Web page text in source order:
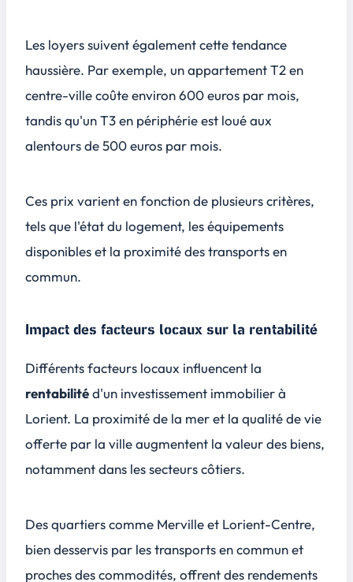
Les loyers suivent également cette tendance
haussière. Par exemple, un appartement T2 en
centre-ville coûte environ600 euros par mois,
tandis qu'un T3 en périphérie est loué aux
alentours de500 euros par mois.
Ces prix varient en fonction de plusieurs critères,
tels que l'état du logement, les équipements
disponibles et la proximité des transports en
commun.
Impact des facteurs locaux sur la rentabilité
Différents facteurs locaux influencent la
rentabilitéd'un investissement immobilier à
Lorient. La proximité de la mer et la qualité de vie
offerte par la ville augmentent la valeur des biens,
notamment dans les secteurs côtiers.
Des quartiers comme Merville et Lorient-Centre,
bien desservis par les transports en commun et
proches des commodités, offrent des rendements